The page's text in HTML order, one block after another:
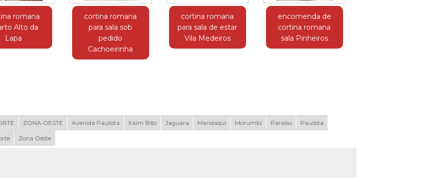
romana
Alto da
Lapa
cortina romana
para sala sob
pedido
Cachoeirinha
cortina romana
para sala de estar
Vila Medeiros
encomenda de
cortina romana
sala Pinheiros
ZONA OESTE Avenida Paulista Itaim Bibi Jaguara Mandaqui Morumbi Paraíso Paulista
Zona Oeste